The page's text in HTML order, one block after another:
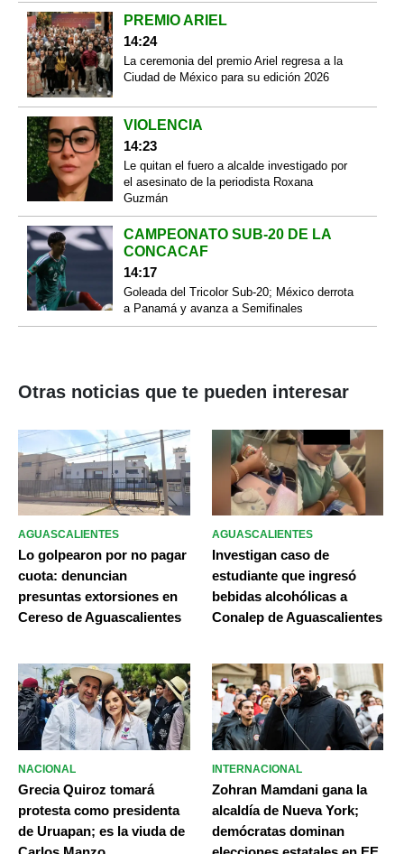
PREMIO ARIEL
14:24
La ceremonia del premio Ariel regresa a la
Ciudad de México para su edición 2026
VIOLENCIA
14:23
Le quitan el fuero a alcalde investigado por
el asesinato de la periodista Roxana
Guzmán
CAMPEONATO SUB-20 DE LA
CONCACAF
14:17
Goleada del Tricolor Sub-20; México derrota
a Panamá y avanza a Semifinales
Otras noticias que te pueden interesar
AGUASCALIENTES
Lo golpearon por no pagar
cuota: denuncian
presuntas extorsiones en
Cereso de Aguascalientes
AGUASCALIENTES
Investigan caso de
estudiante que ingresó
bebidas alcohólicas a
Conalep de Aguascalientes
NACIONAL
Grecia Quiroz tomará
protesta como presidenta
de Uruapan; es la viuda de
INTERNACIONAL
Zohran Mamdani gana la
alcaldía de Nueva York;
demócratas dominan